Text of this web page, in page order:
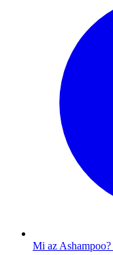
Mi az Ashampoo?